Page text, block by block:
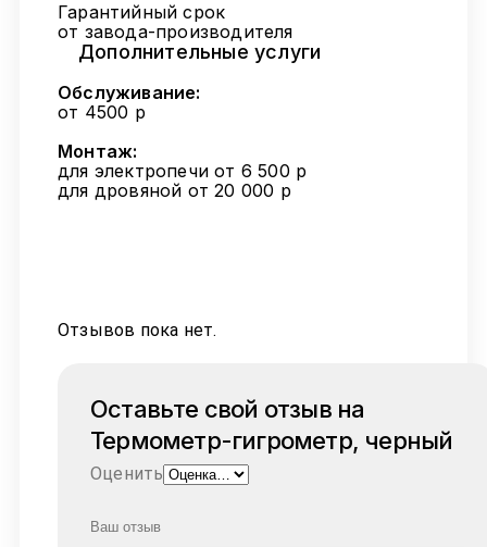
Гарантийный срок
от завода-производителя
Дополнительные услуги
Обслуживание:
от 4500 р
Монтаж:
для электропечи от 6 500 р
для дровяной от 20 000 р
Отзывов пока нет.
Оставьте свой отзыв на
Термометр-гигрометр, черный
Оценить